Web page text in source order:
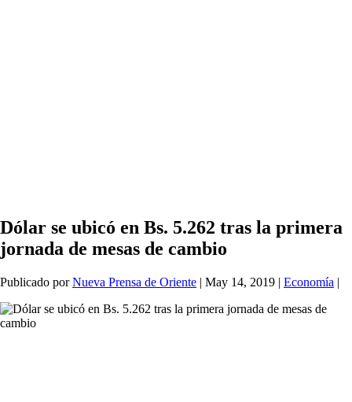
Dólar se ubicó en Bs. 5.262 tras la primera
jornada de mesas de cambio
Publicado porNueva Prensa de Oriente | May 14, 2019 | Economía |